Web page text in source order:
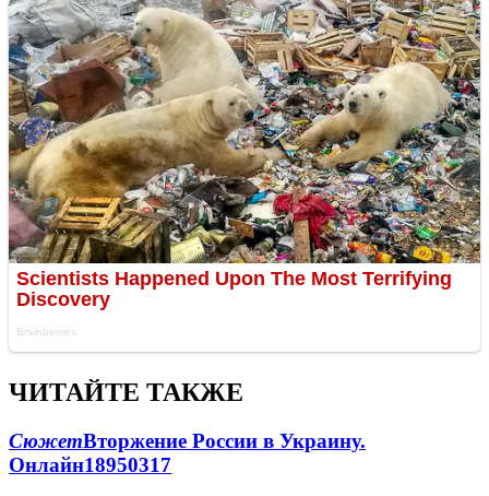
ЧИТАЙТЕ ТАКЖЕ
СюжетВторжение России в Украину.
Онлайн18950317